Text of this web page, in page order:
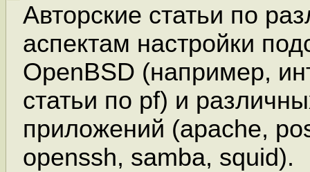
Авторские статьи по
аспектам настройки
OpenBSD (например,
статьи по pf) и
приложений (apache,
openssh, samba, squid).